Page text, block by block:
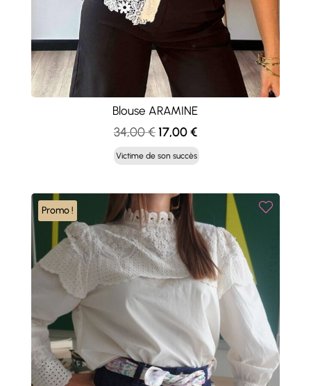
Blouse ARAMINE
34,00€ Le
prix
initial
34,00 €.
17,00€Le
prix
actuel
17,00 €.
Victime de son succès
Promo !